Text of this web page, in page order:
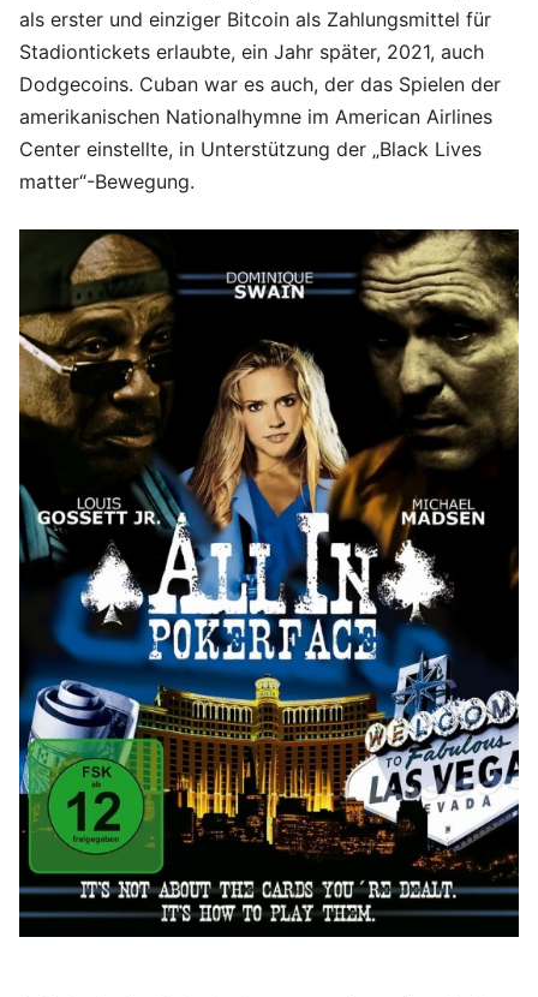
als erster und einziger Bitcoin als Zahlungsmittel für
Stadiontickets erlaubte, ein Jahr später, 2021, auch
Dodgecoins. Cuban war es auch, der das Spielen der
amerikanischen Nationalhymne im American Airlines
Center einstellte, in Unterstützung der „Black Lives
matter“-Bewegung.